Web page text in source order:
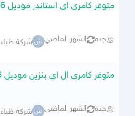
متوفر كامرى اى استاندر موديل 2026
جده الشهر الماضي ش
متوفر كامرى ال اى بنزين موديل 2026
جده الشهر الماضي ش